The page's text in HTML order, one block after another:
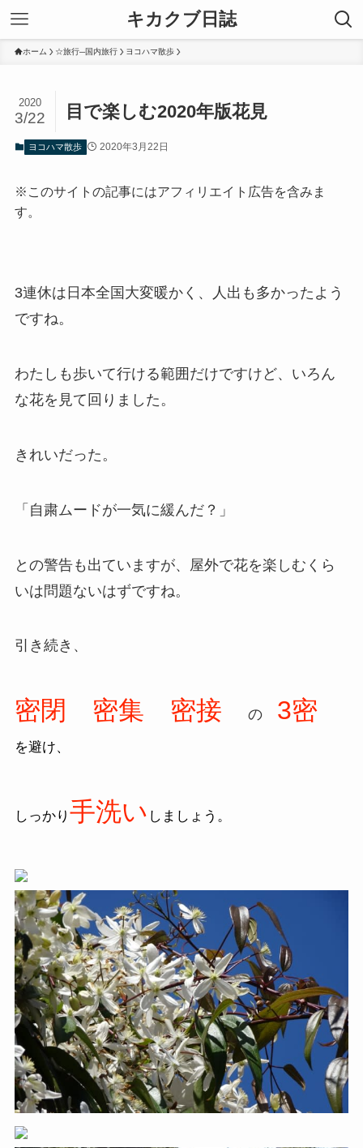
キカクブ日誌
ホーム ☆旅行─国内旅行 ヨコハマ散歩
目で楽しむ2020年版花見
2020
3/22
ヨコハマ散歩 2020年3月22日
※このサイトの記事にはアフィリエイト広告を含みま
す。
3連休は日本全国大変暖かく、人出も多かったよう
ですね。
わたしも歩いて行ける範囲だけですけど、いろん
な花を見て回りました。
きれいだった。
「自粛ムードが一気に緩んだ？」
との警告も出ていますが、屋外で花を楽しむくら
いは問題ないはずですね。
引き続き、
密閉 密集 密接 の 3密
を避け、
しっかり 手洗い しましょう。